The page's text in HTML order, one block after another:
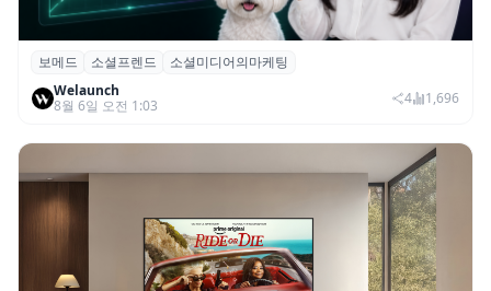
보메드 ‘소셜프렌드’, 유튜브·인스타 등 6개
SNS 마케팅 통합 지원
보메드 소셜프렌드
소셜미디어의마케팅
Welaunch
8월 6일 오전 1:03
4 1,696